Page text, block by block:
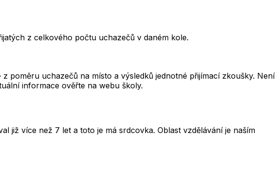
z celkového počtu uchazečů v daném kole.
poměru uchazečů na místo a výsledků jednotné přijímací zkoušky. Není
informace ověřte na webu školy.
již více než 7 let a toto je má srdcovka. Oblast vzdělávání je naším